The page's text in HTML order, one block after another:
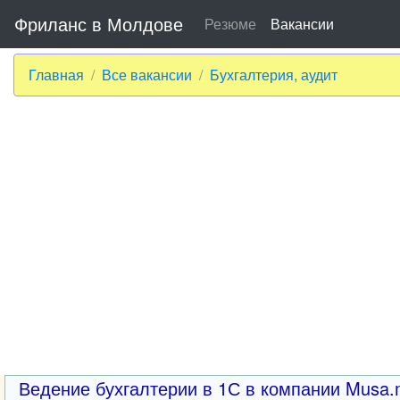
Фриланс в Молдове Резюме Вакансии
Главная Все вакансии Бухгалтерия, аудит
Ведение бухгалтерии в 1С в компании